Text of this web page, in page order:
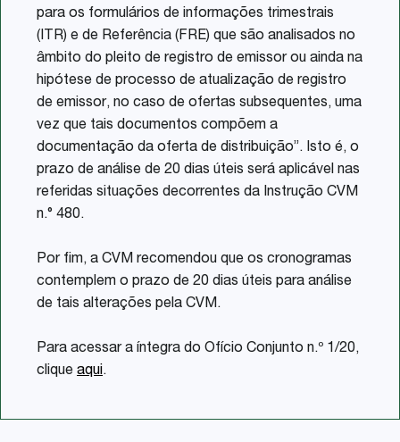
para os formulários de informações trimestrais
(ITR) e de Referência (FRE) que são analisados no
âmbito do pleito de registro de emissor ou ainda na
hipótese de processo de atualização de registro
de emissor, no caso de ofertas subsequentes, uma
vez que tais documentos compõem a
documentação da oferta de distribuição”. Isto é, o
prazo de análise de 20 dias úteis será aplicável nas
referidas situações decorrentes da Instrução CVM
n.° 480.
Por fim, a CVM recomendou que os cronogramas
contemplem o prazo de 20 dias úteis para análise
de tais alterações pela CVM.
Para acessar a íntegra do Ofício Conjunto n.º 1/20,
clique aqui.